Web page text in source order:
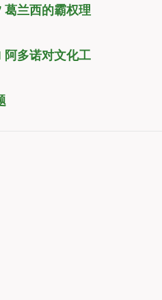
葛兰西的霸权理
阿多诺对文化工